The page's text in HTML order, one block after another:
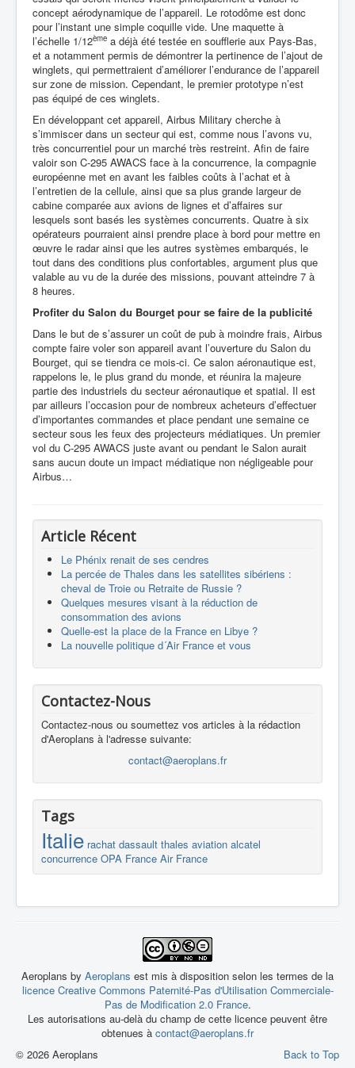
concept aérodynamique de l’appareil. Le rotodôme est donc
pour l’instant une simple coquille vide. Une maquette à
l’échelle 1/12ème a déjà été testée en soufflerie aux Pays-Bas,
et a notamment permis de démontrer la pertinence de l’ajout de
winglets, qui permettraient d’améliorer l’endurance de l’appareil
sur zone de mission. Cependant, le premier prototype n’est
pas équipé de ces winglets.
En développant cet appareil, Airbus Military cherche à
s’immiscer dans un secteur qui est, comme nous l’avons vu,
très concurrentiel pour un marché très restreint. Afin de faire
valoir son C-295 AWACS face à la concurrence, la compagnie
européenne met en avant les faibles coûts à l’achat et à
l’entretien de la cellule, ainsi que sa plus grande largeur de
cabine comparée aux avions de lignes et d’affaires sur
lesquels sont basés les systèmes concurrents. Quatre à six
opérateurs pourraient ainsi prendre place à bord pour mettre en
œuvre le radar ainsi que les autres systèmes embarqués, le
tout dans des conditions plus confortables, argument plus que
valable au vu de la durée des missions, pouvant atteindre 7 à
8 heures.
Profiter du Salon du Bourget pour se faire de la publicité
Dans le but de s’assurer un coût de pub à moindre frais, Airbus
compte faire voler son appareil avant l’ouverture du Salon du
Bourget, qui se tiendra ce mois-ci. Ce salon aéronautique est,
rappelons le, le plus grand du monde, et réunira la majeure
partie des industriels du secteur aéronautique et spatial. Il est
par ailleurs l’occasion pour de nombreux acheteurs d’effectuer
d’importantes commandes et place pendant une semaine ce
secteur sous les feux des projecteurs médiatiques. Un premier
vol du C-295 AWACS juste avant ou pendant le Salon aurait
sans aucun doute un impact médiatique non négligeable pour
Airbus…
Article Récent
Le Phénix renait de ses cendres
La percée de Thales dans les satellites sibériens :
cheval de Troie ou Retraite de Russie ?
Quelques mesures visant à la réduction de
consommation des avions
Quelle-est la place de la France en Libye ?
La nouvelle politique d´Air France et vous
Contactez-Nous
Contactez-nous ou soumettez vos articles à la rédaction
d'Aeroplans à l'adresse suivante:
contact@aeroplans.fr
Tags
Italie rachat dassault thales aviation alcatel
concurrence OPA France Air France
Aeroplans by Aeroplans est mis à disposition selon les termes de la
licence Creative Commons Paternité-Pas d'Utilisation Commerciale-
Pas de Modification 2.0 France.
Les autorisations au-delà du champ de cette licence peuvent être
obtenues à contact@aeroplans.fr
Back to Top
© 2026 Aeroplans